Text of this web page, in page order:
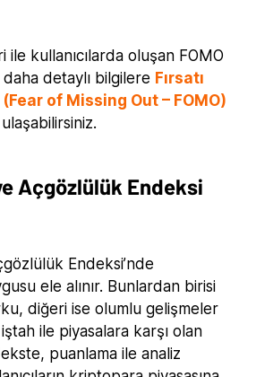
kullanıcılarda oluşan FOMO
detaylı bilgilere Fırsatı
of Missing Out – FOMO)
ulaşabilirsiniz.
Açgözlülük Endeksi
Endeksi’nde
ele alınır. Bunlardan birisi
diğeri ise olumlu gelişmeler
ile piyasalara karşı olan
puanlama ile analiz